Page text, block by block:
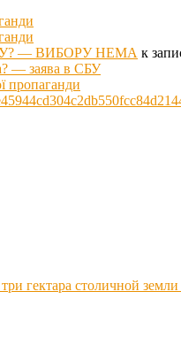
— ВИБОРУ НЕМА к
— заява в СБУ
пропаганди
гектара столичной земли